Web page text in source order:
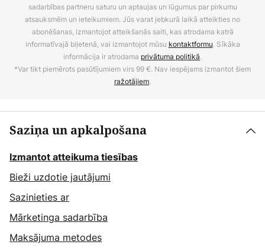
sadarbības partneru saturu un aptaujas un lūgumus par pirkumu
atsauksmēm un ieteikumiem. Jūs varat jebkurā laikā atteikties no
abonēšanas, izmantojot atteikšanās saiti, kas atrodama katrā
informatīvajā biļetenā, vai izmantojot mūsu kontaktformu. Sīkāka
informācija ir atrodama privātuma politikā.
*Var tikt piemērots pasūtījumiem virs 99 €. Nav iespējams izmantot šiem
ražotājiem.
Saziņa un apkalpošana
Izmantot atteikuma tiesības
Bieži uzdotie jautājumi
Sazinieties ar
Mārketinga sadarbība
Maksājuma metodes